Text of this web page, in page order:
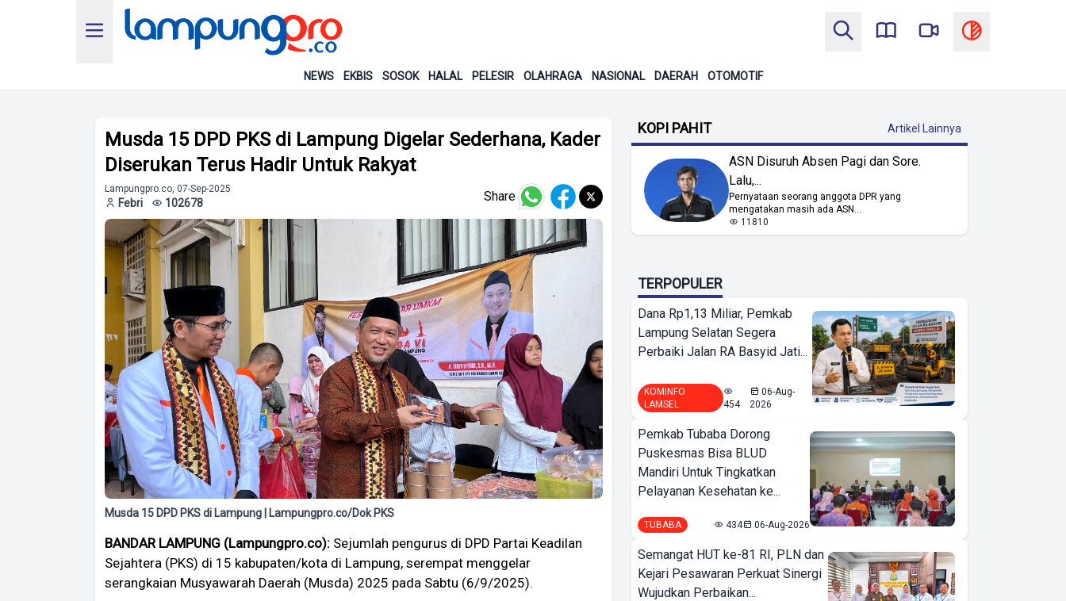
NEWS EKBIS SOSOK HALAL PELESIR OLAHRAGA NASIONAL DAERAH OTOMOTIF
Musda 15 DPD PKS di Lampung Digelar Sederhana, Kader
Diserukan Terus Hadir Untuk Rakyat
Lampungpro.co, 07-Sep-2025
Febri 102678 Share
Musda 15 DPD PKS di Lampung | Lampungpro.co/Dok PKS
BANDAR LAMPUNG (Lampungpro.co): Sejumlah pengurus di DPD Partai Keadilan
Sejahtera (PKS) di 15 kabupaten/kota di Lampung, serempat menggelar
serangkaian Musyawarah Daerah (Musda) 2025 pada Sabtu (6/9/2025).
KOPI PAHIT Artikel Lainnya
ASN Disuruh Absen Pagi dan Sore.
Lalu,...
Pernyataan seorang anggota DPR yang
mengatakan masih ada ASN...
11810
TERPOPULER
Dana Rp1,13 Miliar, Pemkab
Lampung Selatan Segera
Perbaiki Jalan RA Basyid Jati...
KOMINFO
LAMSEL
454
06-Aug-
2026
Pemkab Tubaba Dorong
Puskesmas Bisa BLUD
Mandiri Untuk Tingkatkan
Pelayanan Kesehatan ke...
TUBABA 434 06-Aug-2026
Semangat HUT ke-81 RI, PLN dan
Kejari Pesawaran Perkuat Sinergi
Wujudkan Perbaikan...